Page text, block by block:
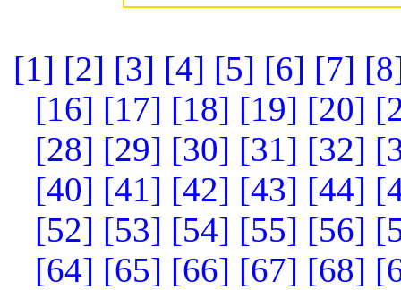
[1] [2] [3] [4] [5] [6] [7]
[16] [17] [18] [19] [20]
[28] [29] [30] [31] [32]
[40] [41] [42] [43] [44]
[52] [53] [54] [55] [56]
[64] [65] [66] [67] [68]